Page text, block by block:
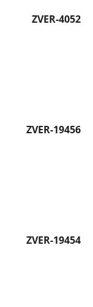
ZVER-4052
ZVER-19456
ZVER-19454